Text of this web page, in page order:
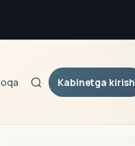
QidiruvKabinetga kirish